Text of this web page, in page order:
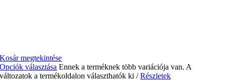
Kosár megtekintése
Opciók választása Ennek a terméknek több variációja van. A
változatok a termékoldalon választhatók ki/ Részletek